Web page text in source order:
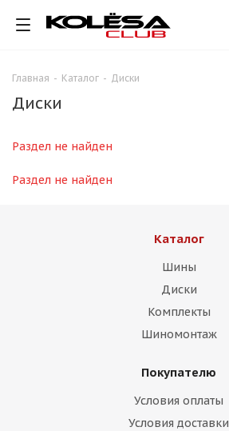
Главная - Каталог - Диски
Диски
Раздел не найден
Раздел не найден
Каталог
Шины
Диски
Комплекты
Шиномонтаж
Покупателю
Условия оплаты
Условия доставки